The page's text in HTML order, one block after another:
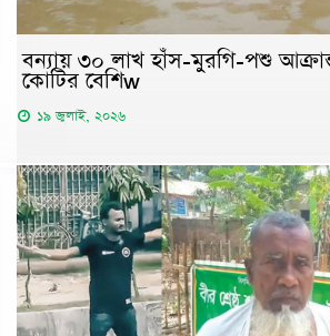
বন্যায় ৩০ লাখ হাঁস-মুরগি-পশু
কোটির বেশিw
১৯ জুলাই, ২০২৬